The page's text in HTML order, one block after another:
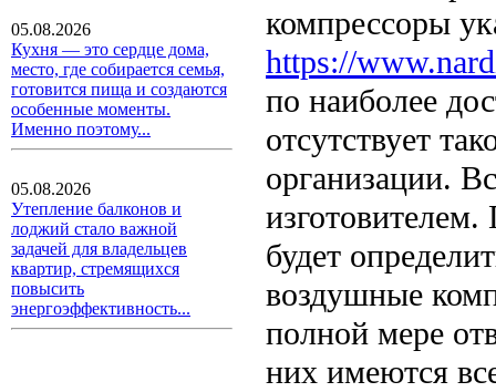
05.08.2026
Кухня — это сердце дома,
место, где собирается семья,
готовится пища и создаются
особенные моменты.
Именно поэтому...
05.08.2026
Утепление балконов и
лоджий стало важной
задачей для владельцев
квартир, стремящихся
повысить
энергоэффективность...
компрессоры
https://
по наиболее
отсутствует
организации.
будет
воздушные
полной мере
них имеются